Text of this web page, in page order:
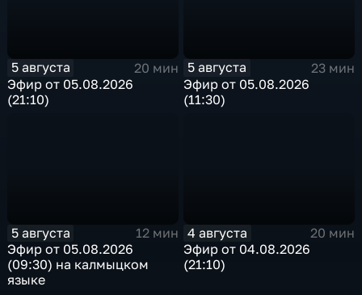
5 августа
20 мин
Эфир от 05.08.2026
(21:10)
5 августа
23 мин
Эфир от 05.08.2026
(11:30)
5 августа
12 мин
Эфир от 05.08.2026
(09:30) на калмыцком
языке
4 августа
20 мин
Эфир от 04.08.2026
(21:10)